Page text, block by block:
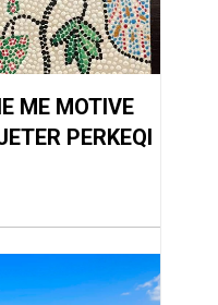
ME MOTIVE
PERKEQI